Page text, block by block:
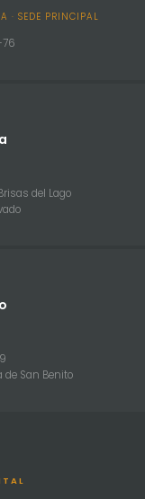
· SEDE PRINCIPAL
76
del Lago
de San Benito